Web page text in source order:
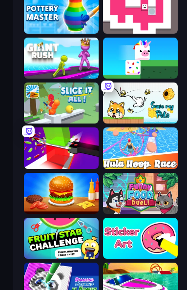
Pottery Master Just Slide (Remastered)
Giant Rush! Stacky Bird
Slice It All! Save My Pets
Jelly Restaurant Hula Hoop Race
Burger Cafe Funny Food Duel
Fruit Stab Challenge